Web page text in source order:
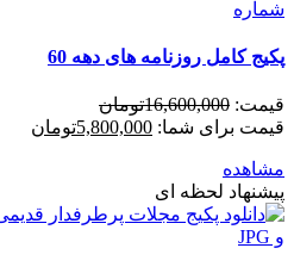
پکیج کامل روزنامه های دهه 60
قیمت: 16,600,000تومان
قیمت برای شما: 5,800,000تومان
مشاهده
پیشنهاد لحظه ای